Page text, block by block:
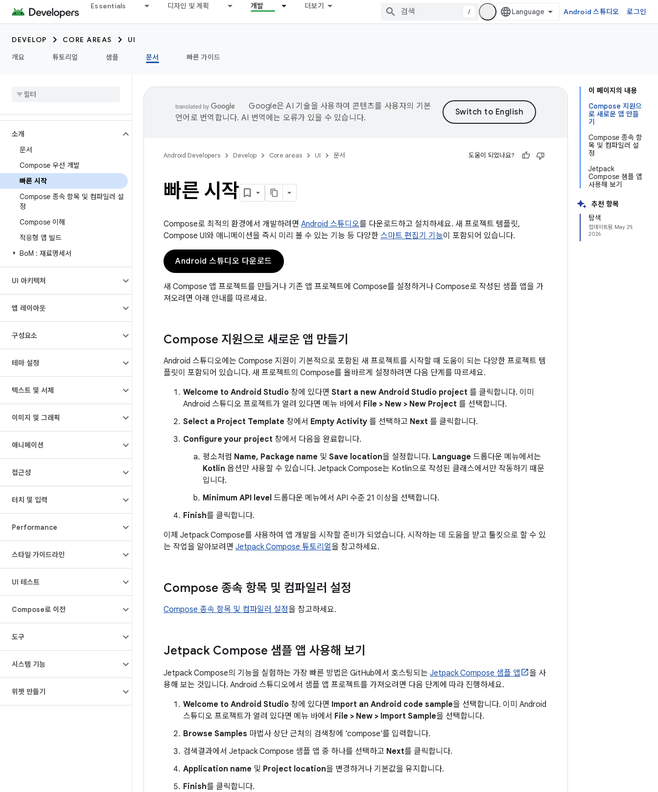
Essentials 디자인 및 계획 개발 더보기
/ Android 스튜디오 로그인
DEVELOP CORE AREAS
UI
개요
튜토리얼 샘플 문서 빠른 가이드
소개
문서
Compose 우선 개발
빠른 시작
Compose 종속 항목 및 컴파일러 설
정
Compose 이해
적응형 앱 빌드
BoM : 재료명세서
UI 아키텍처
앱 레이아웃
구성요소
테마 설정
텍스트 및 서체
이미지 및 그래픽
애니메이션
접근성
터치 및 입력
Performance
스타일 가이드라인
UI 테스트
Compose로 이전
도구
시스템 기능
위젯 만들기
이 페이지의 내용
Compose 지원으
로 새로운 앱 만들
기
Compose 종속 항
목 및 컴파일러 설
정
Jetpack
Compose 샘플 앱
사용해 보기
추천 항목
탐색
업데이트됨 May 29,
2026
Google은 AI 기술을 사용하여 콘텐츠를 사용자의 기본
언어로 번역합니다. AI 번역에는 오류가 있을 수 있습니다.
Android Developers Develop Core areas UI 문서 도움이 되었나요?
빠른 시작
Compose로 최적의 환경에서 개발하려면 Android 스튜디오를 다운로드하고 설치하세요. 새 프로젝트 템플릿,
Compose UI와 애니메이션을 즉시 미리 볼 수 있는 기능 등 다양한 스마트 편집기 기능이 포함되어 있습니다.
Android 스튜디오 다운로드
새 Compose 앱 프로젝트를 만들거나 기존 앱 프로젝트에 Compose를 설정하거나 Compose로 작성된 샘플 앱을 가
져오려면 아래 안내를 따르세요.
Compose 지원으로 새로운 앱 만들기
Android 스튜디오에는 Compose 지원이 기본적으로 포함된 새 프로젝트를 시작할 때 도움이 되는 다양한 프로젝트 템
플릿이 포함되어 있습니다. 새 프로젝트의 Compose를 올바르게 설정하려면 다음 단계를 따르세요.
Welcome to Android Studio 창에 있다면 Start a new Android Studio project 를 클릭합니다. 이미
Android 스튜디오 프로젝트가 열려 있다면 메뉴 바에서 File > New > New Project 를 선택합니다.
Select a Project Template 창에서 Empty Activity 를 선택하고 Next 를 클릭합니다.
Configure your project 창에서 다음을 완료합니다.
평소처럼 Name, Package name 및 Save location을 설정합니다. Language 드롭다운 메뉴에서는
Kotlin 옵션만 사용할 수 있습니다. Jetpack Compose는 Kotlin으로 작성된 클래스에서만 작동하기 때문
입니다.
Minimum API level 드롭다운 메뉴에서 API 수준 21 이상을 선택합니다.
Finish를 클릭합니다.
이제 Jetpack Compose를 사용하여 앱 개발을 시작할 준비가 되었습니다. 시작하는 데 도움을 받고 툴킷으로 할 수 있
는 작업을 알아보려면 Jetpack Compose 튜토리얼을 참고하세요.
Compose 종속 항목 및 컴파일러 설정
Compose 종속 항목 및 컴파일러 설정을 참고하세요.
Jetpack Compose 샘플 앱 사용해 보기
Jetpack Compose의 기능을 실험하는 가장 빠른 방법은 GitHub에서 호스팅되는 Jetpack Compose 샘플 앱
을 사
용해 보는 것입니다. Android 스튜디오에서 샘플 앱 프로젝트를 가져오려면 다음 단계에 따라 진행하세요.
Welcome to Android Studio 창에 있다면 Import an Android code sample을 선택합니다. 이미 Android
스튜디오 프로젝트가 열려 있다면 메뉴 바에서 File > New > Import Sample을 선택합니다.
Browse Samples 마법사 상단 근처의 검색창에 'compose'를 입력합니다.
검색결과에서 Jetpack Compose 샘플 앱 중 하나를 선택하고 Next를 클릭합니다.
Application name 및 Project location을 변경하거나 기본값을 유지합니다.
Finish를 클릭합니다.